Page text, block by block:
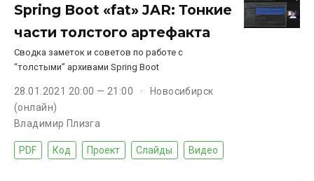
Spring Boot «fat» JAR: Тонкие
части толстого артефакта
Сводка заметок и советов по работе с
“толстыми” архивами Spring Boot
28.01.2021 20:00 — 21:00
Новосибирск
(онлайн)
Владимир Плизга
PDF Код Проект Слайды Видео